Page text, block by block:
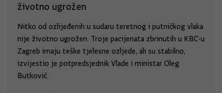
životno ugrožen
Nitko od ozlijeđenih u sudaru teretnog i putničkog vlaka
nije životno ugrožen. Troje pacijenata zbrinutih u KBC-u
Zagreb imaju teške tjelesne ozljede, ali su stabilno,
izvijestio je potpredsjednik Vlade i ministar Oleg
Butković.